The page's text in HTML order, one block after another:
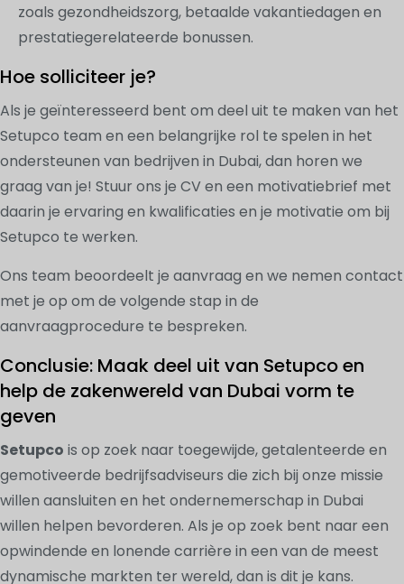
zoals gezondheidszorg, betaalde vakantiedagen en
prestatiegerelateerde bonussen.
Hoe solliciteer je?
Als je geïnteresseerd bent om deel uit te maken van het
Setupco team en een belangrijke rol te spelen in het
ondersteunen van bedrijven in Dubai, dan horen we
graag van je! Stuur ons je CV en een motivatiebrief met
daarin je ervaring en kwalificaties en je motivatie om bij
Setupco te werken.
Ons team beoordeelt je aanvraag en we nemen contact
met je op om de volgende stap in de
aanvraagprocedure te bespreken.
Conclusie: Maak deel uit van Setupco en
help de zakenwereld van Dubai vorm te
geven
Setupco is op zoek naar toegewijde, getalenteerde en
gemotiveerde bedrijfsadviseurs die zich bij onze missie
willen aansluiten en het ondernemerschap in Dubai
willen helpen bevorderen. Als je op zoek bent naar een
opwindende en lonende carrière in een van de meest
dynamische markten ter wereld, dan is dit je kans.